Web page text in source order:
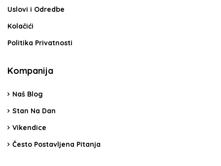
Uslovi i Odredbe
Kolačići
Politika Privatnosti
Kompanija
Naš Blog
Stan Na Dan
Vikendice
Često Postavljena Pitanja